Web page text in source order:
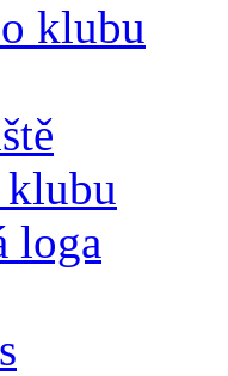
klubu
loga